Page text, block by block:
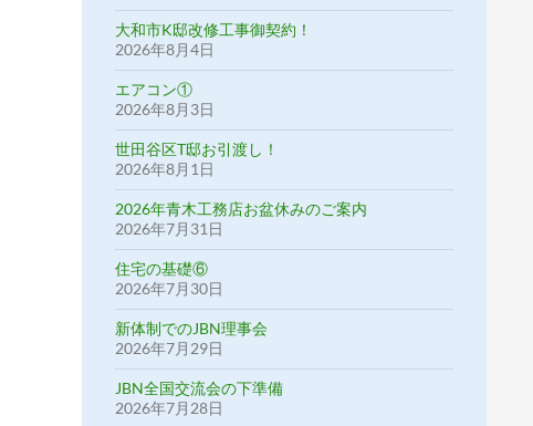
大和市K邸改修工事御契約！
2026年8月4日
エアコン①
2026年8月3日
世田谷区T邸お引渡し！
2026年8月1日
2026年青木工務店お盆休みのご案内
2026年7月31日
住宅の基礎⑥
2026年7月30日
新体制でのJBN理事会
2026年7月29日
JBN全国交流会の下準備
2026年7月28日